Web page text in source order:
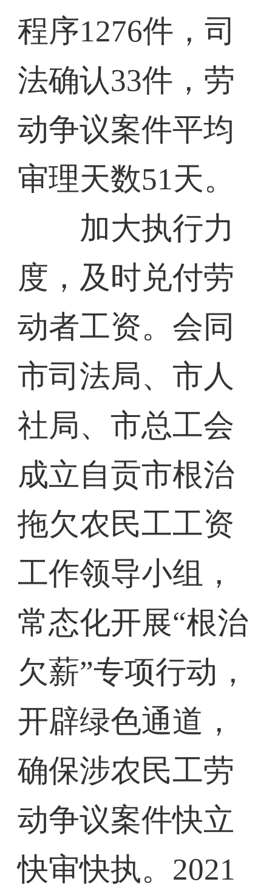
程序1276件，司
法确认33件，劳
动争议案件平均
审理天数51天。
加大执行力
度，及时兑付劳
动者工资。会同
市司法局、市人
社局、市总工会
成立自贡市根治
拖欠农民工工资
工作领导小组，
常态化开展“根治
欠薪”专项行动，
开辟绿色通道，
确保涉农民工劳
动争议案件快立
快审快执。2021